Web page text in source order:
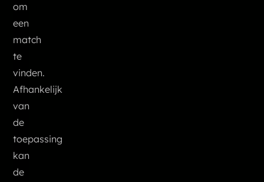
om
een
match
te
vinden.
Afhankelijk
van
de
toepassing
kan
de